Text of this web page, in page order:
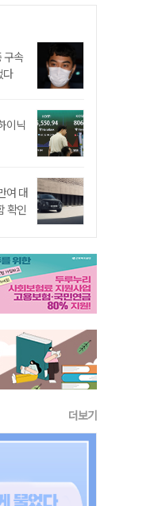
구속
다
이닉
여 대
확인
더보기